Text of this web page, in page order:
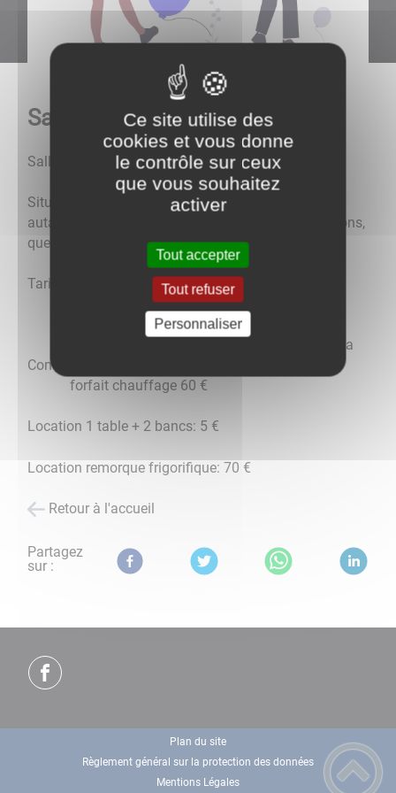
Salle communale
Salle des fêtes :
Située en plein bourg, la salle des fêtes est utilisée
autant par les associations, pour leurs manifestations,
que par des particuliers.
Tarifs 2025 :
150 € pour les habitants
210 € pour les personnes habitants hors de la
Commune
forfait chauffage 60 €
Location 1 table + 2 bancs: 5 €
Location remorque frigorifique: 70 €
Retour à l'accueil
Partagez
sur :
Plan du site
Règlement général sur la protection des données
Mentions Légales
Ce site utilise des
cookies et vous donne
le contrôle sur ceux
que vous souhaitez
activer
Tout accepter
Tout refuser
Personnaliser